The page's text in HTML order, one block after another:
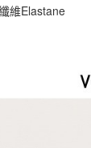
維Elastane